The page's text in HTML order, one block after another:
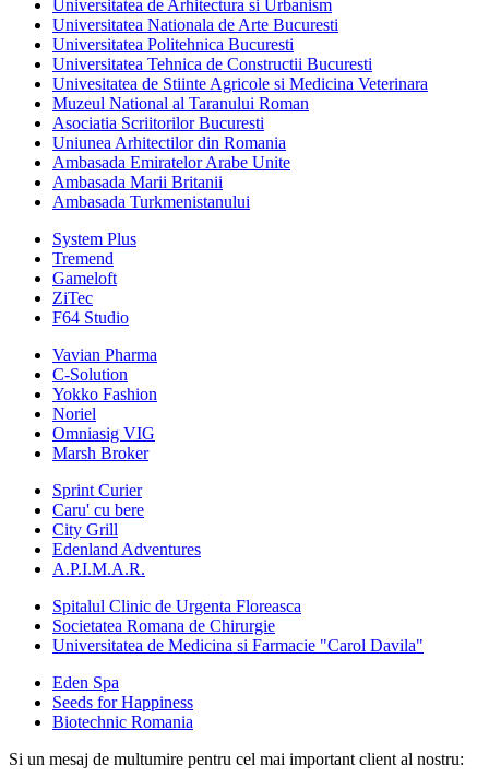
Universitatea de Arhitectura si Urbanism
Universitatea Nationala de Arte Bucuresti
Universitatea Politehnica Bucuresti
Universitatea Tehnica de Constructii Bucuresti
Univesitatea de Stiinte Agricole si Medicina Veterinara
Muzeul National al Taranului Roman
Asociatia Scriitorilor Bucuresti
Uniunea Arhitectilor din Romania
Ambasada Emiratelor Arabe Unite
Ambasada Marii Britanii
Ambasada Turkmenistanului
System Plus
Tremend
Gameloft
ZiTec
F64 Studio
Vavian Pharma
C-Solution
Yokko Fashion
Noriel
Omniasig VIG
Marsh Broker
Sprint Curier
Caru' cu bere
City Grill
Edenland Adventures
A.P.I.M.A.R.
Spitalul Clinic de Urgenta Floreasca
Societatea Romana de Chirurgie
Universitatea de Medicina si Farmacie "Carol Davila"
Eden Spa
Seeds for Happiness
Biotechnic Romania
Si un mesaj de multumire pentru cel mai important client al nostru: